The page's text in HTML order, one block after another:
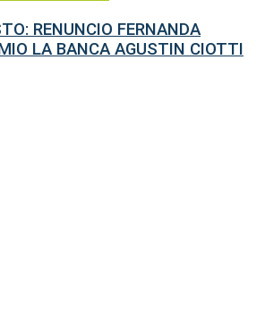
RENUNCIO FERNANDA
LA BANCA AGUSTIN CIOTTI